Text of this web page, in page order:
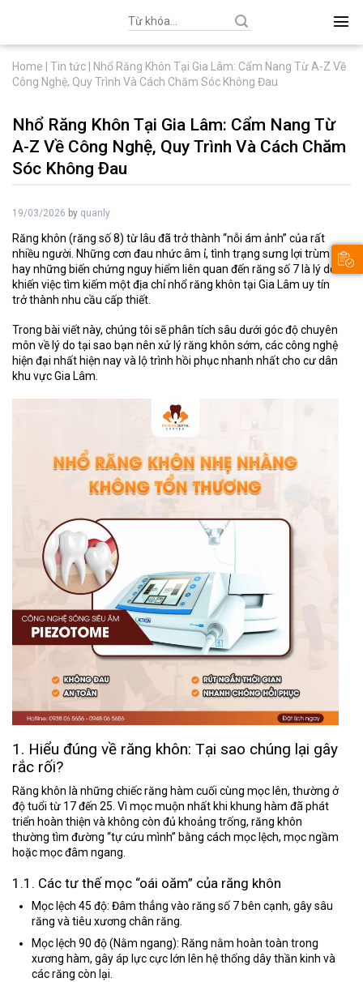
Search
for:
Home Tin tức
Nhổ Răng Khôn Tại Gia Lâm: Cẩm Nang Từ A-Z Về
Công Nghệ, Quy Trình Và Cách Chăm Sóc Không Đau
Nhổ Răng Khôn Tại Gia Lâm: Cẩm Nang Từ
A-Z Về Công Nghệ, Quy Trình Và Cách Chăm
Sóc Không Đau
19/03/2026 by quanly
Răng khôn (răng số 8) từ lâu đã trở thành “nỗi ám ảnh” của rất
nhiều người. Những cơn đau nhức âm ỉ, tình trạng sưng lợi trùm
hay những biến chứng nguy hiểm liên quan đến răng số 7 là lý do
khiến việc tìm kiếm một địa chỉnhổ răng khôn tại Gia Lâm uy tín
trở thành nhu cầu cấp thiết.
Trong bài viết này, chúng tôi sẽ phân tích sâu dưới góc độ chuyên
môn về lý do tại sao bạn nên xử lý răng khôn sớm, các công nghệ
hiện đại nhất hiện nay và lộ trình hồi phục nhanh nhất cho cư dân
khu vực Gia Lâm.
1. Hiểu đúng về răng khôn: Tại sao chúng lại gây
rắc rối?
Răng khôn là những chiếc răng hàm cuối cùng mọc lên, thường ở
độ tuổi từ 17 đến 25. Vì mọc muộn nhất khi khung hàm đã phát
triển hoàn thiện và không còn đủ khoảng trống, răng khôn
thường tìm đường “tự cứu mình” bằng cách mọc lệch, mọc ngầm
hoặc mọc đâm ngang.
1.1. Các tư thế mọc “oái oăm” của răng khôn
Mọc lệch 45 độ: Đâm thẳng vào răng số 7 bên cạnh, gây sâu
răng và tiêu xương chân răng.
Mọc lệch 90 độ (Nằm ngang): Răng nằm hoàn toàn trong
xương hàm, gây áp lực cực lớn lên hệ thống dây thần kinh và
các răng còn lại.